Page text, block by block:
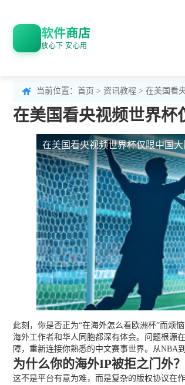
软件商店
放心下 安心用
当前位置： 首页 > 资讯教程 > 在美国看
在美国看央视频世界杯
在美国看央视频世界杯仅限中国
此刻，你是否正为“在海外怎么看欧洲杯”而烦
海外工作者和华人同胞都深有体会。问题根源
障，重新连接你熟悉的中文赛事世界。从NBA
为什么你的海外IP被拒之门外？
这不是平台有意为难，而是复杂的版权协议在